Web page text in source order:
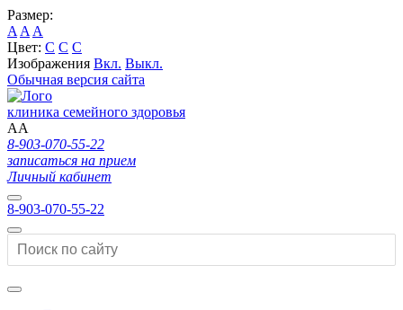
Размер:
A A A
Цвет: C C C
Изображения Вкл. Выкл.
Обычная версия сайта
клиника семейного здоровья
AA
8-903-070-55-22
записаться на прием
Личный кабинет
8-903-070-55-22